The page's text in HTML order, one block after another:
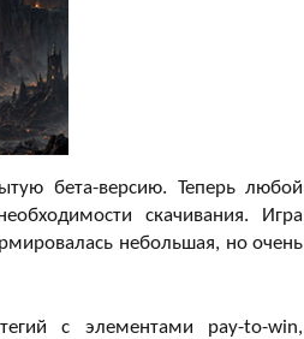
бета-версию. Теперь любой
скачивания. Игра
небольшая, но очень
с элементами pay-to-win,